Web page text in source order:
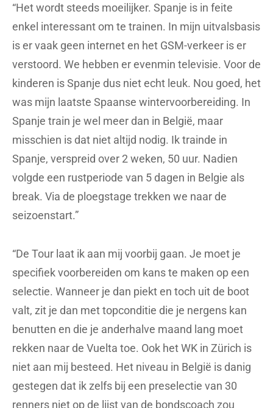
“Het wordt steeds moeilijker. Spanje is in feite
enkel interessant om te trainen. In mijn uitvalsbasis
is er vaak geen internet en het GSM-verkeer is er
verstoord. We hebben er evenmin televisie. Voor de
kinderen is Spanje dus niet echt leuk. Nou goed, het
was mijn laatste Spaanse wintervoorbereiding. In
Spanje train je wel meer dan in België, maar
misschien is dat niet altijd nodig. Ik trainde in
Spanje, verspreid over 2 weken, 50 uur. Nadien
volgde een rustperiode van 5 dagen in Belgie als
break. Via de ploegstage trekken we naar de
seizoenstart.”
“De Tour laat ik aan mij voorbij gaan. Je moet je
specifiek voorbereiden om kans te maken op een
selectie. Wanneer je dan piekt en toch uit de boot
valt, zit je dan met topconditie die je nergens kan
benutten en die je anderhalve maand lang moet
rekken naar de Vuelta toe. Ook het WK in Zürich is
niet aan mij besteed. Het niveau in België is danig
gestegen dat ik zelfs bij een preselectie van 30
renners niet op de lijst van de bondscoach zou